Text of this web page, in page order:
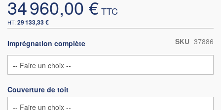
34 960,00 €
29 133,33 €
SKU 37886
Imprégnation complète
Couverture de toit